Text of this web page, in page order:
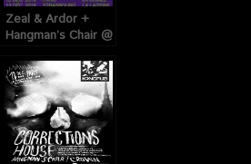
Zeal & Ardor +
Hangman’s Chair @
12 Décembre 2018